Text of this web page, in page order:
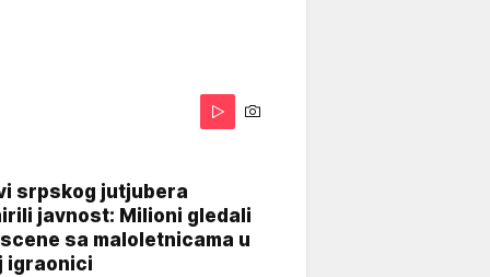
srpskog jutjubera
javnost: Milioni gledali
sa maloletnicama u
igraonici